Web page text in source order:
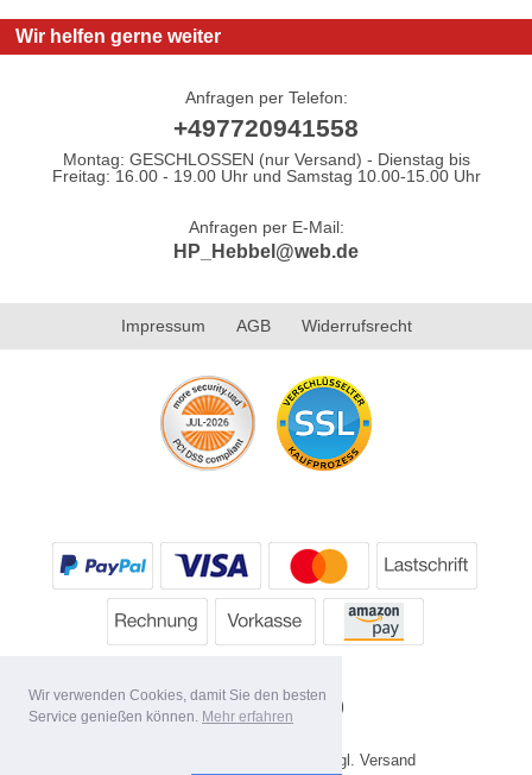
Wir verwenden Cookies, damit Sie den besten
Service genießen können. Mehr erfahren
Wir helfen gerne weiter
Anfragen per Telefon:
+497720941558
Montag: GESCHLOSSEN (nur Versand) - Dienstag bis
Freitag: 16.00 - 19.00 Uhr und Samstag 10.00-15.00 Uhr
Anfragen per E-Mail:
HP_Hebbel@web.de
Impressum AGB Widerrufsrecht
* Alle Preise inkl. MwSt. evtl. zzgl. Versand